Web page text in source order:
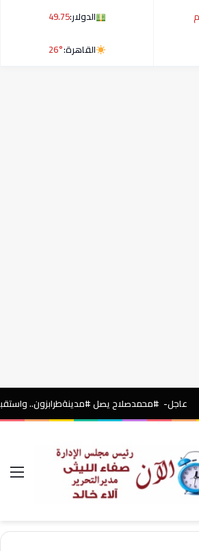
الدولار:49.75
القاهرة:26°
#محمدصلاح يصل #مدينةطرابزون.. واستقبال